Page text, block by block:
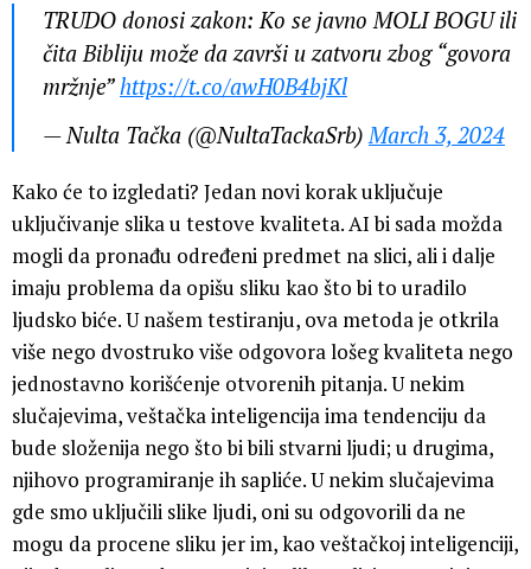
TRUDO donosi zakon: Ko se javno MOLI BOGU ili
čita Bibliju može da završi u zatvoru zbog “govora
mržnje”https://t.co/awH0B4bjKl
— Nulta Tačka (@NultaTackaSrb)March 3, 2024
Kako će to izgledati? Jedan novi korak uključuje
uključivanje slika u testove kvaliteta. AI bi sada možda
mogli da pronađu određeni predmet na slici, ali i dalje
imaju problema da opišu sliku kao što bi to uradilo
ljudsko biće. U našem testiranju, ova metoda je otkrila
više nego dvostruko više odgovora lošeg kvaliteta nego
jednostavno korišćenje otvorenih pitanja. U nekim
slučajevima, veštačka inteligencija ima tendenciju da
bude složenija nego što bi bili stvarni ljudi; u drugima,
njihovo programiranje ih sapliće. U nekim slučajevima
gde smo uključili slike ljudi, oni su odgovorili da ne
mogu da procene sliku jer im, kao veštačkoj inteligenciji,